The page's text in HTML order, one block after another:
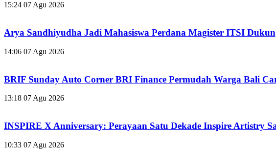
15:24 07 Agu 2026
Arya Sandhiyudha Jadi Mahasiswa Perdana Magister ITSI
14:06 07 Agu 2026
BRIF Sunday Auto Corner BRI Finance Permudah Warga Bali
13:18 07 Agu 2026
INSPIRE X Anniversary: Perayaan Satu Dekade Inspire Artistry
10:33 07 Agu 2026